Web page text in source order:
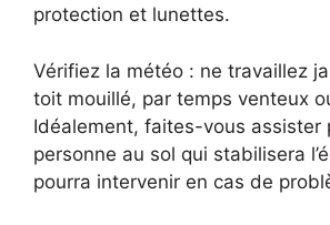
protection et lunettes.
Vérifiez la météo : ne travaillez
toit mouillé, par temps venteux
Idéalement, faites-vous assister
personne au sol qui stabilisera
pourra intervenir en cas de